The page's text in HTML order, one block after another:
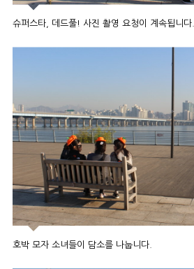
슈퍼스타, 데드풀! 사진 촬영 요청이 계속됩니다.
호박 모자 소녀들이 담소를 나눕니다.